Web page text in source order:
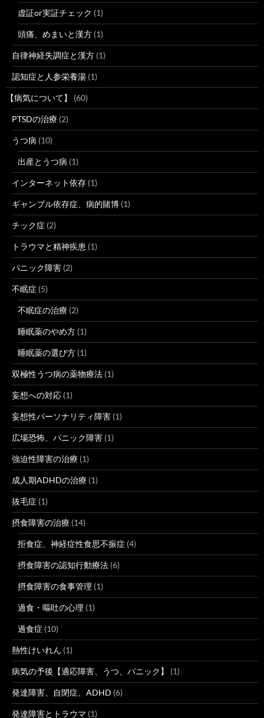
虚証or実証チェック (1)
頭痛、めまいと漢方 (1)
自律神経失調症と漢方 (1)
認知症と人参栄養湯 (1)
【病気について】 (60)
PTSDの治療 (2)
うつ病 (10)
出産とうつ病 (1)
インターネット依存 (1)
ギャンブル依存症、病的賭博 (1)
チック症 (2)
トラウマと精神疾患 (1)
パニック障害 (2)
不眠症 (5)
不眠症の治療 (2)
睡眠薬のやめ方 (1)
睡眠薬の選び方 (1)
双極性うつ病の薬物療法 (1)
妄想への対応 (1)
妄想性パーソナリティ障害 (1)
広場恐怖、パニック障害 (1)
強迫性障害の治療 (1)
成人期ADHDの治療 (1)
抜毛症 (1)
摂食障害の治療 (14)
拒食症、神経症性食思不振症 (4)
摂食障害の認知行動療法 (6)
摂食障害の食事管理 (1)
過食・嘔吐の心理 (1)
過食症 (10)
熱性けいれん (1)
病気の予後【適応障害、うつ、パニック】 (1)
発達障害、自閉症、ADHD (6)
発達障害とトラウマ (1)